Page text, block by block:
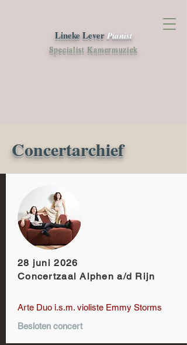
Specialist Kamermuziek
Lineke Lever Pianist
Concertarchief
28 juni 2026
Concertzaal Alphen a/d Rijn
Arte Duo i.s.m. violiste Emmy Storms
Besloten concert